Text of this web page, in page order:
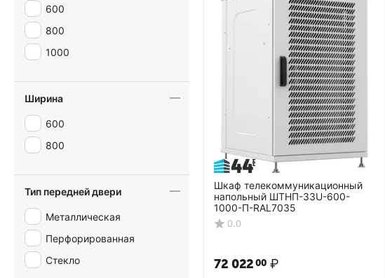
Шкаф телекоммуникационный
напольный ШТНП-33U-600-
1000-П-RAL7035
0.0
72 02200 ₽
600
800
1000
Ширина
600
800
Тип передней двери
Металлическая
Перфорированная
Стекло